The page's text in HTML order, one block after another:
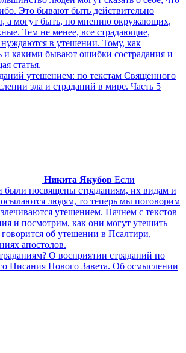
Это бывают быть действительно
а могут быть, по мнению окружающих,
Тем не менее, все страдающие,
в утешении. Тому, как
и какими бывают ошибки сострадания и
статья.
утешением: по текстам Священного
зла и страданий в мире. Часть 5
Никита Якубов Если
были посвящены страданиям, их видам и
людям, то теперь мы поговорим
утешением. Начнем с текстов
и посмотрим, как они могут утешить
об утешении в Псалтири,
апостолов.
О восприятии страданий по
Писания Нового Завета. Об осмыслении